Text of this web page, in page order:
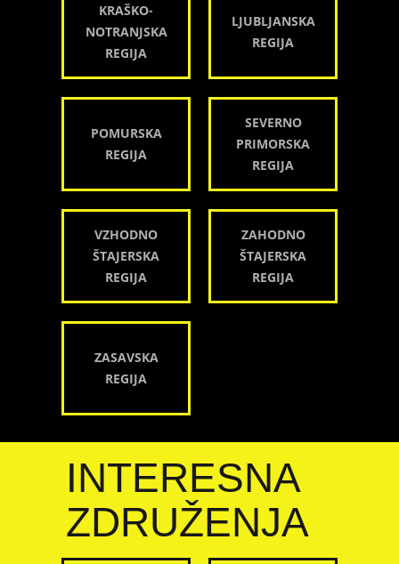
KRAŠKO-
NOTRANJSKA
REGIJA
LJUBLJANSKA
REGIJA
POMURSKA
REGIJA
SEVERNO
PRIMORSKA
REGIJA
VZHODNO
ŠTAJERSKA
REGIJA
ZAHODNO
ŠTAJERSKA
REGIJA
ZASAVSKA
REGIJA
INTERESNA
ZDRUŽENJA